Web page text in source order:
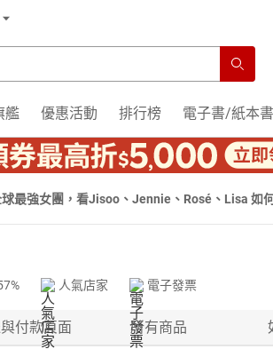
艦 優惠活動 排行榜 電子書/紙本書
最強女團，看Jisoo、Jennie、Rosé、Lisa 如
人氣店家 電子發票
付款頁面 所有商品